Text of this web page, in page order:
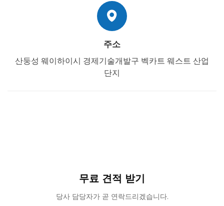
주소
산둥성 웨이하이시 경제기술개발구 벡카트 웨스트 산업
단지
무료 견적 받기
당사 담당자가 곧 연락드리겠습니다.